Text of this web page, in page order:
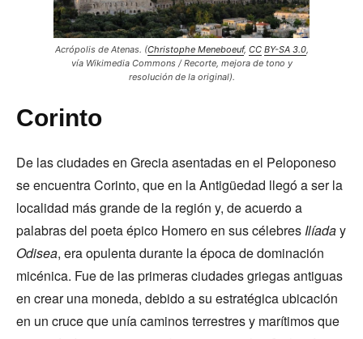
Acrópolis de Atenas. (Christophe Meneboeuf, CC BY-SA 3.0,
vía Wikimedia Commons / Recorte, mejora de tono y
resolución de la original).
Corinto
De las ciudades en Grecia asentadas en el Peloponeso
se encuentra Corinto, que en la Antigüedad llegó a ser la
localidad más grande de la región y, de acuerdo a
palabras del poeta épico Homero en sus célebres Ilíaday
Odisea, era opulenta durante la época de dominación
micénica. Fue de las primeras ciudades griegas antiguas
en crear una moneda, debido a su estratégica ubicación
en un cruce que unía caminos terrestres y marítimos que